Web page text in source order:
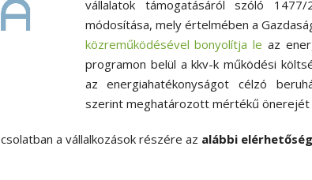
vállalatok támogatásáról szóló
módosítása, mely értelmében a
közreműködésével bonyolítja le az
programon belül a kkv-k működési
az energiahatékonyságot célzó
szerint meghatározott mértékű
a vállalkozások részére az alábbi